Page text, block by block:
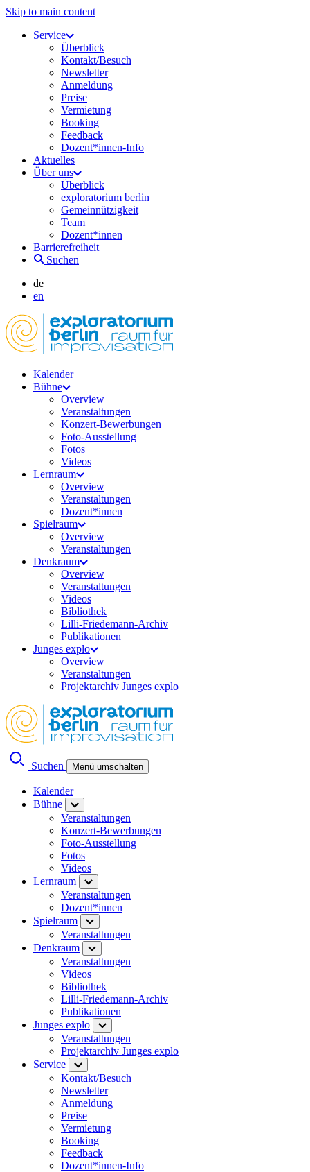
Skip to main content
Service
Überblick
Kontakt/Besuch
Newsletter
Anmeldung
Preise
Vermietung
Booking
Feedback
Dozent*innen-Info
Aktuelles
Über uns
Überblick
exploratorium berlin
Gemeinnützigkeit
Team
Dozent*innen
Barrierefreiheit
Suchen
de
en
Kalender
Bühne
Overview
Veranstaltungen
Konzert-Bewerbungen
Foto-Ausstellung
Fotos
Videos
Lernraum
Overview
Veranstaltungen
Dozent*innen
Spielraum
Overview
Veranstaltungen
Denkraum
Overview
Veranstaltungen
Videos
Bibliothek
Lilli-Friedemann-Archiv
Publikationen
Junges explo
Overview
Veranstaltungen
Projektarchiv Junges explo
Suchen Menü umschalten
Kalender
Bühne
Veranstaltungen
Konzert-Bewerbungen
Foto-Ausstellung
Fotos
Videos
Lernraum
Veranstaltungen
Dozent*innen
Spielraum
Veranstaltungen
Denkraum
Veranstaltungen
Videos
Bibliothek
Lilli-Friedemann-Archiv
Publikationen
Junges explo
Veranstaltungen
Projektarchiv Junges explo
Service
Kontakt/Besuch
Newsletter
Anmeldung
Preise
Vermietung
Booking
Feedback
Dozent*innen-Info